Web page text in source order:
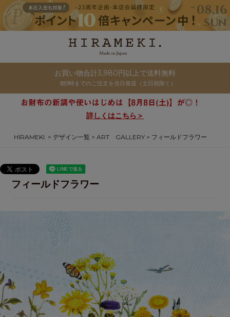
お買い物合計3,980円以上で送料無料
朝9時までのご注文を当日発送（土日祝除く）
詳しくはこちら＞
HIRAMEKI. デザイン一覧 ART GALLERY フィールドフラワー
フィールドフラワー